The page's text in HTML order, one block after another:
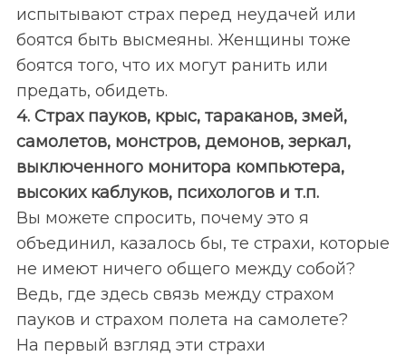
испытывают страх перед неудачей или
боятся быть высмеяны. Женщины тоже
боятся того, что их могут ранить или
предать, обидеть.
4. Страх пауков, крыс, тараканов, змей,
самолетов, монстров, демонов, зеркал,
выключенного монитора компьютера,
высоких каблуков, психологов и т.п.
Вы можете спросить, почему это я
объединил, казалось бы, те страхи, которые
не имеют ничего общего между собой?
Ведь, где здесь связь между страхом
пауков и страхом полета на самолете?
На первый взгляд эти страхи